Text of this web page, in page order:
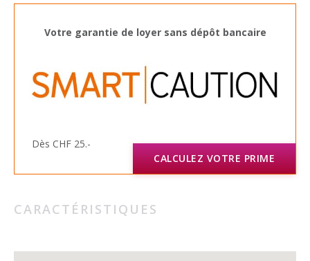
Votre garantie de loyer sans dépôt bancaire
Dès CHF 25.-
CALCULEZ VOTRE PRIME
CARACTÉRISTIQUES